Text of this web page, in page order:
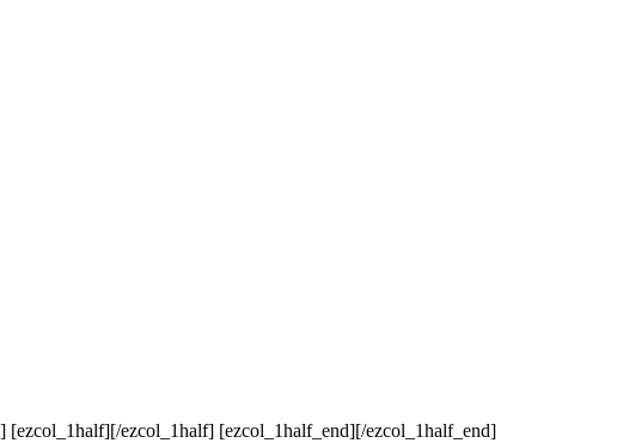
ezcol_1half] [ezcol_1half_end][/ezcol_1half_end]